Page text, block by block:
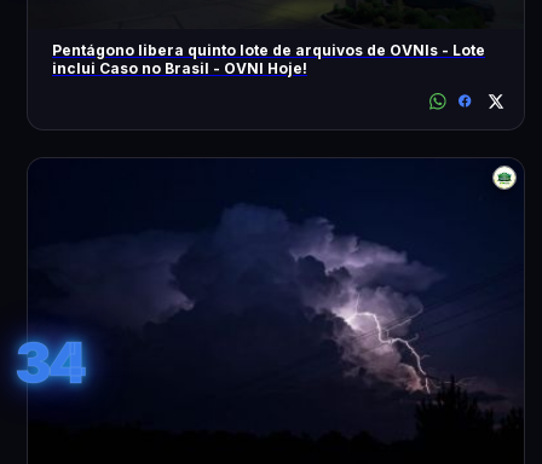
Pentágono libera quinto lote de arquivos de OVNIs - Lote
inclui Caso no Brasil - OVNI Hoje!
34